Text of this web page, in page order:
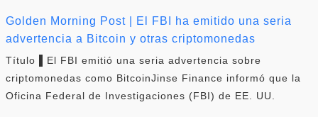
Golden Morning Post | El FBI ha emitido una seria
advertencia a Bitcoin y otras criptomonedas
Título ▌El FBI emitió una seria advertencia sobre
criptomonedas como BitcoinJinse Finance informó que la
Oficina Federal de Investigaciones (FBI) de EE. UU.